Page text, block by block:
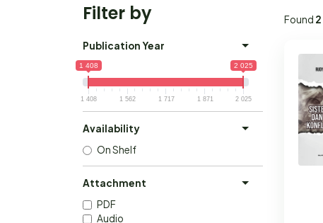
Filter by
Publication Year
1 408 2 025
1 408 1 562 1 717 1 871 2 025
Availability
On Shelf
Attachment
PDF
Audio
Found 2